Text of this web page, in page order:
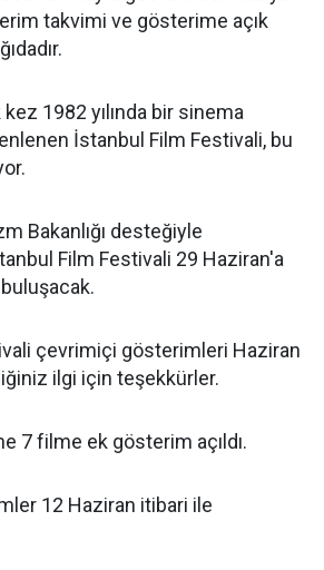
takvimi ve gösterime açık
1982 yılında bir sinema
İstanbul Film Festivali, bu
Bakanlığı desteğiyle
Film Festivali 29 Haziran'a
çevrimiçi gösterimleri Haziran
ilgi için teşekkürler.
7 filme ek gösterim açıldı.
12 Haziran itibari ile